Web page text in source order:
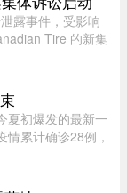
露事件，受影响
Tire 的新集
夏初爆发的最新一
累计确诊28例，